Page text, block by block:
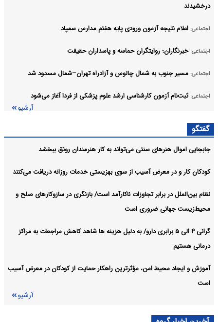
درخشیدند
اجتماعی: اعلام نتیجه آزمون ورودی پایه هفتم مدارس سمپاد
اجتماعی: خبرنگاران؛ روایتگران حماسه و پاسداران حقیقت
اجتماعی: مسیر جنوب به شمال چالوس و آزادراه تهران–شمال مسدود شد
اجتماعی: ثبت‌نام‌ آزمون کارشناسی ارشد علوم پزشکی از فردا آغاز می‌شود
آرشیو
گفتگو
جابجایی اموال هنرهای سنتی می‌تواند به کار هنرمندان رونق ببخشد
کودکان کار و در معرض آسیب از سوی بهزیستی خدمات روزانه دریافت می‌کنند
نظام بین‌الملل در برابر تجاوزات ناکارآمد است/ بازنگری در سازوکارهای صلح و
محیط‌زیست جهانی ضروری است
گرانی ۴ الی ۵ برابری دارو/ به دلیل هزینه ها شاهد کاهش مراجعات به مراکز
درمانی هستیم
آموزش و ایجاد محیط امن، مؤثرترین راهکار حمایت از کودکان در معرض آسیب
است
آرشیو